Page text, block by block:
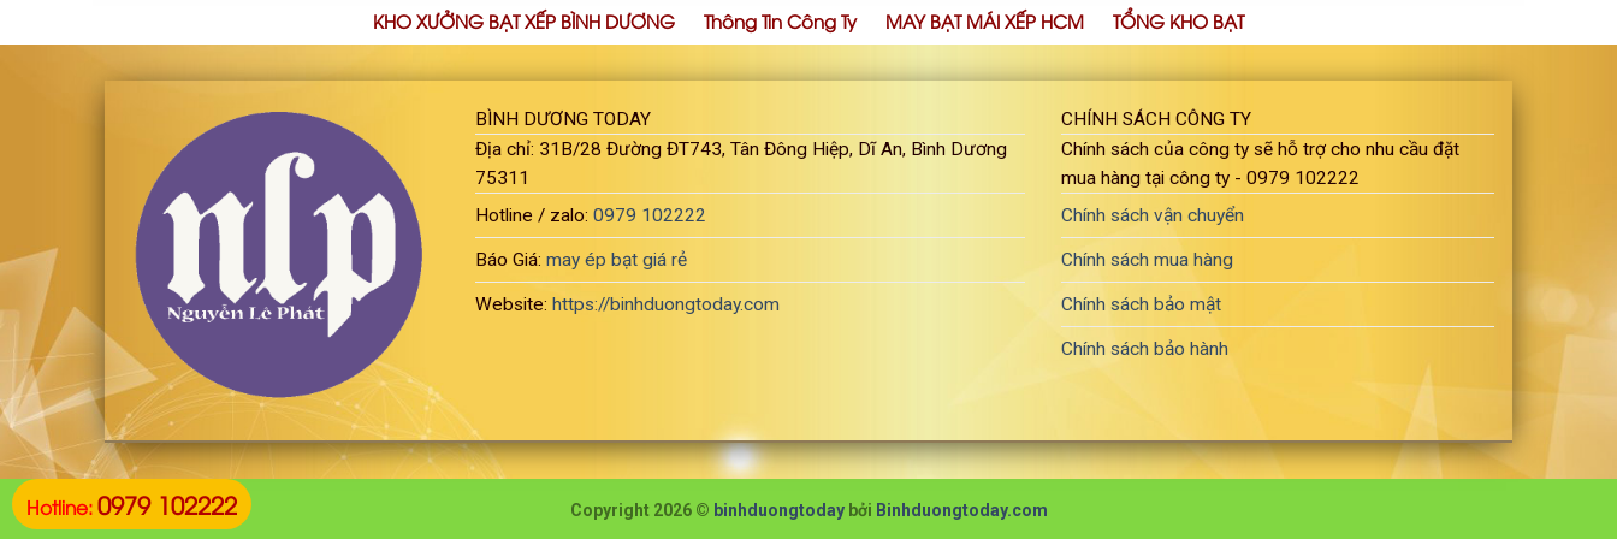
KHO XƯỞNG BẠT XẾP BÌNH DƯƠNG Thông Tin Công Ty MAY BẠT MÁI XẾP HCM TỔNG KHO BẠT
BÌNH DƯƠNG TODAY
Địa chỉ: 31B/28 Đường ĐT743, Tân Đông Hiệp, Dĩ An, Bình Dương
75311
Hotline / zalo: 0979 102222
Báo Giá: may ép bạt giá rẻ
Website: https://binhduongtoday.com
CHÍNH SÁCH CÔNG TY
Chính sách của công ty sẽ hỗ trợ cho nhu cầu đặt
mua hàng tại công ty - 0979 102222
Chính sách vận chuyển
Chính sách mua hàng
Chính sách bảo mật
Chính sách bảo hành
Copyright 2026 © binhduongtodaybởi Binhduongtoday.com
Hotline:0979 102222